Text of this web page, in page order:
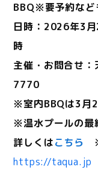
BBQ※要予約など
日時：2026年3
時
主催・お問合せ
7770
※室内BBQは3月
※温水プールの最
詳しくはこちら
https://taqua.jp